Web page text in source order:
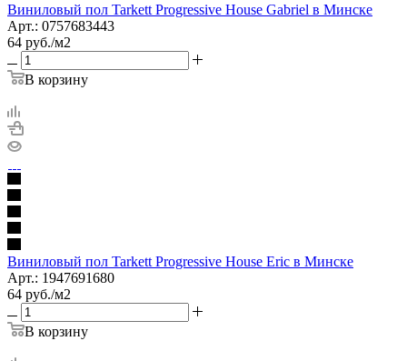
Виниловый пол Tarkett Progressive House Gabriel в Минске
Арт.: 0757683443
64 руб./м2
В корзину
Виниловый пол Tarkett Progressive House Eric в Минске
Арт.: 1947691680
64 руб./м2
В корзину